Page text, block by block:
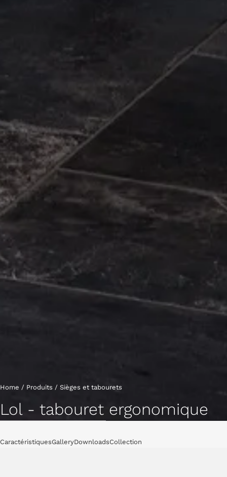
Home / Produits / Sièges et tabourets
Lol - tabouret ergonomique
CaractéristiquesGalleryDownloadsCollection